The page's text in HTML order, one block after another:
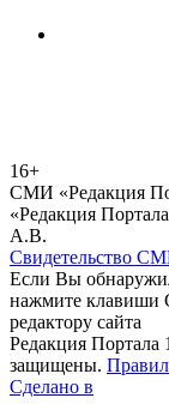
16+
СМИ «Редакция
«Редакция
А.В.
Свидетельство
Если Вы
нажмите клавиши
редактору сайта
Редакция Портала
защищены.
Сделано в